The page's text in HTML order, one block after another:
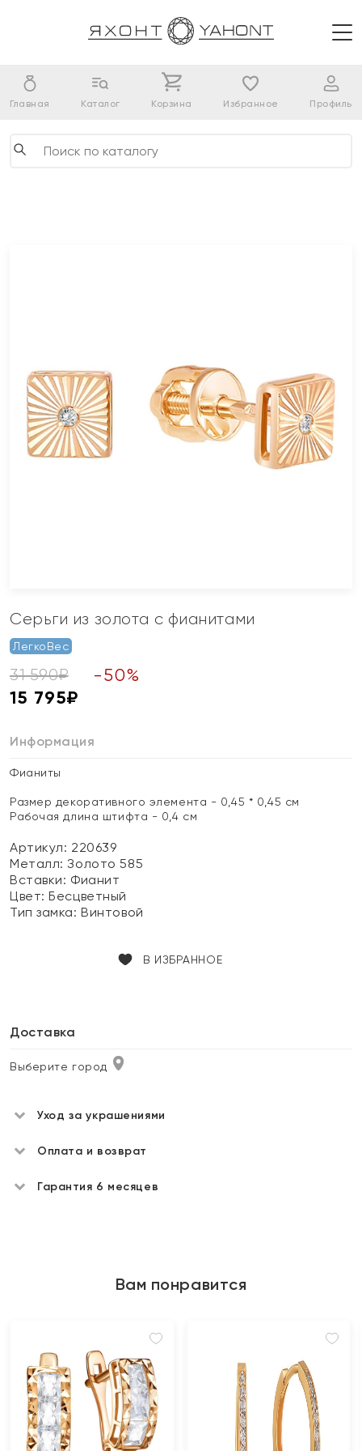
Главная Каталог Корзина Избранное Профиль
Серьги из золота с фианитами
ЛегкоВес
31 590₽ -50%
15 795₽
Информация
Фианиты
Размер декоративного элемента - 0,45 * 0,45 см
Рабочая длина штифта - 0,4 см
Артикул: 220639
Металл:Золото 585
Вставки: Фианит
Цвет:Бесцветный
Тип замка:Винтовой
В ИЗБРАННОЕ
Доставка
Выберите город
Уход за украшениями
Оплата и возврат
Гарантия 6 месяцев
Вам понравится